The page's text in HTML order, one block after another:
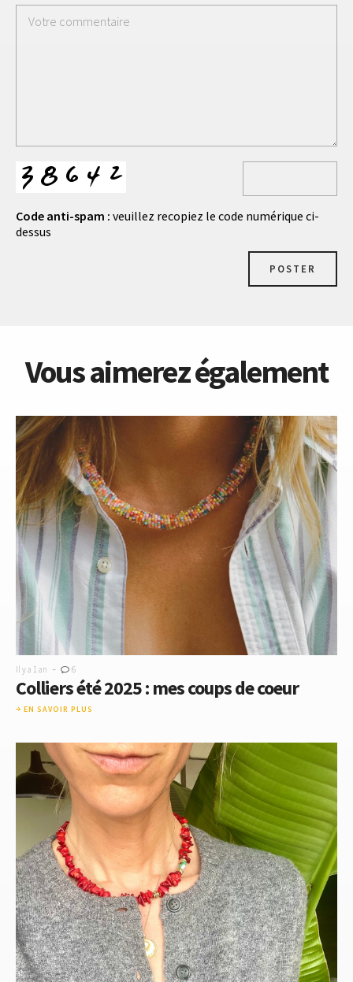
Code anti-spam : veuillez recopiez le code numérique ci-
dessus
POSTER
Vous aimerez également
Il y a 1 an - 6
Colliers été 2025 : mes coups de coeur
EN SAVOIR PLUS